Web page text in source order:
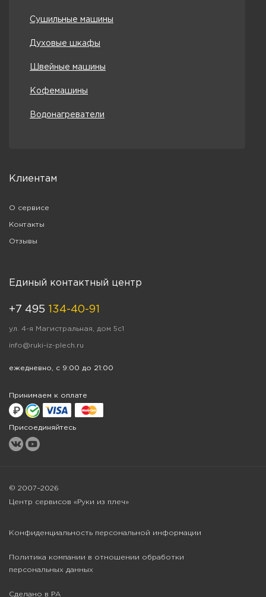
Сушильные машины
Духовые шкафы
Швейные машины
Кофемашины
Водонагреватели
Клиентам
О сервисе
Контакты
Отзывы
Единый контактный центр
+7 495 134-40-91
ул. 4-я Магистральная, дом 5с1
info@ruki-iz-plech.ru
ежедневно, с 9:00 до 21:00
Принимаем к оплате
Присоединяйтесь
© 2007–2026
Центр сервисов «Руки из плеч»
Конфиденциальность персональной информации
Политика компании в отношении обработки
персональных данных
Сделано в РА